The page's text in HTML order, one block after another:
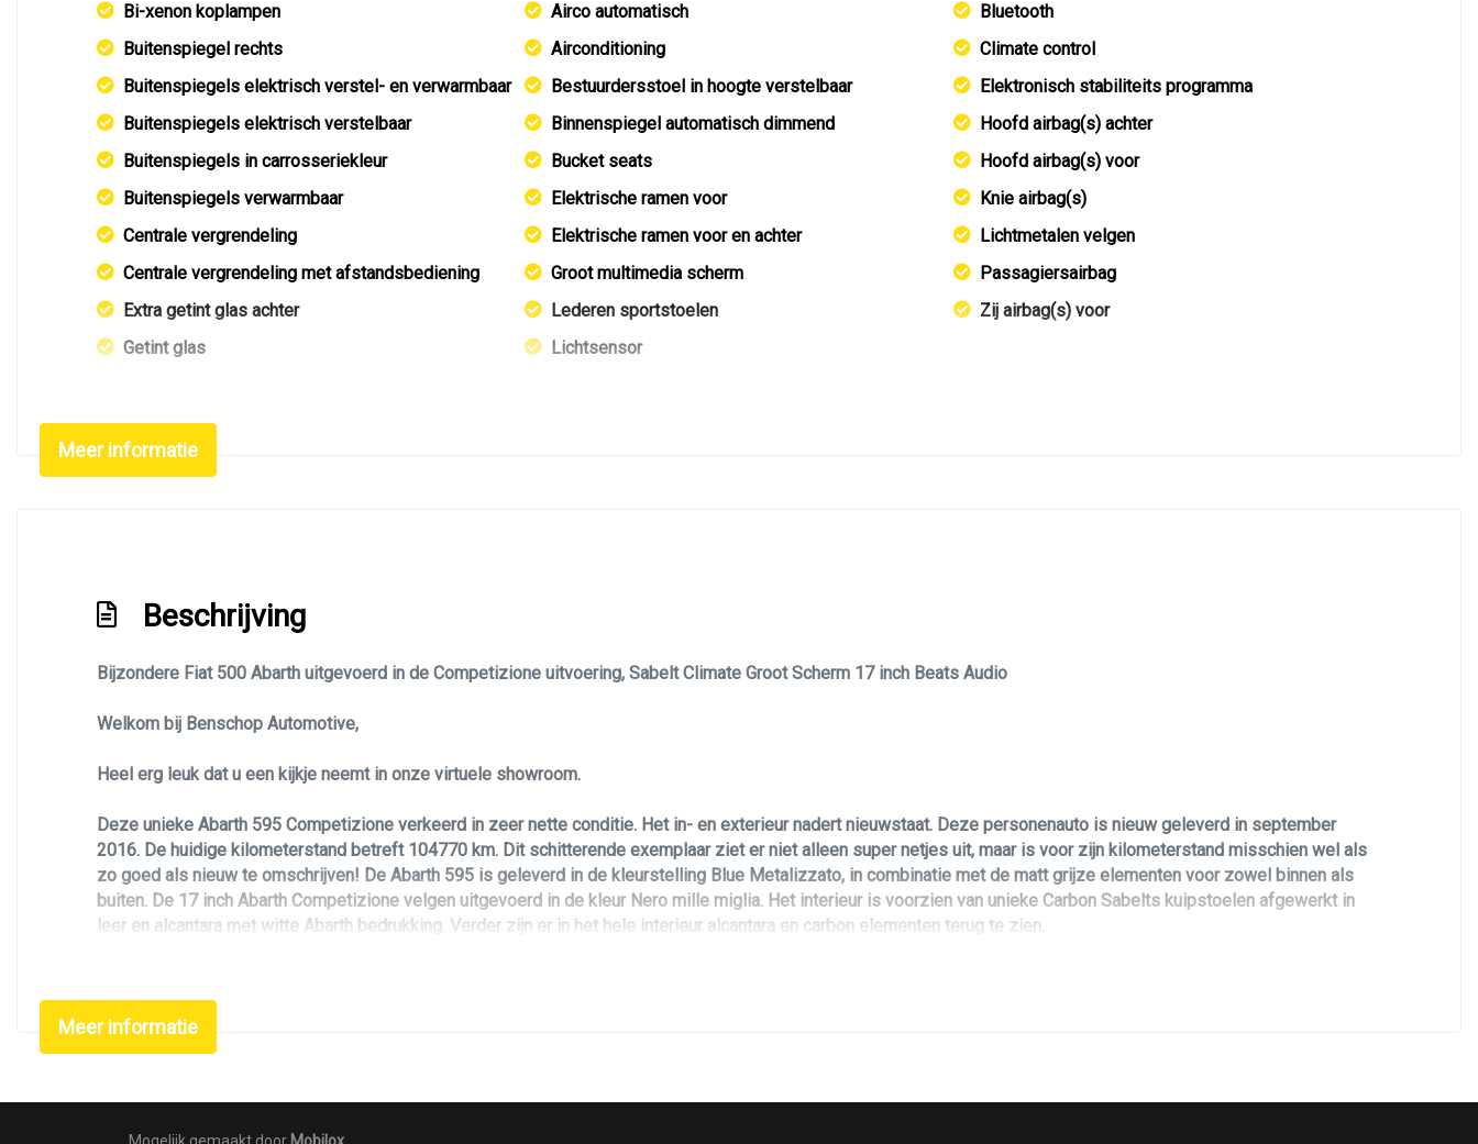
Bi-xenon koplampen
Buitenspiegel rechts
Buitenspiegels elektrisch verstel- en verwarmbaar
Buitenspiegels elektrisch verstelbaar
Buitenspiegels in carrosseriekleur
Buitenspiegels verwarmbaar
Centrale vergrendeling
Centrale vergrendeling met afstandsbediening
Extra getint glas achter
Getint glas
Led verlichting
Lichtmetalen velgen 17"
Side-skirts
Xenon koplampen
Airco automatisch
Airconditioning
Bestuurdersstoel in hoogte verstelbaar
Binnenspiegel automatisch dimmend
Bucket seats
Elektrische ramen voor
Elektrische ramen voor en achter
Groot multimedia scherm
Lederen sportstoelen
Lichtsensor
Bluetooth
Climate control
Elektronisch stabiliteits programma
Hoofd airbag(s) achter
Hoofd airbag(s) voor
Knie airbag(s)
Lichtmetalen velgen
Passagiersairbag
Zij airbag(s) voor
Meer informatie
Beschrijving
Bijzondere Fiat 500 Abarth uitgevoerd in de Competizione uitvoering, Sabelt Climate Groot Scherm 17 inch Beats Audio
Welkom bij Benschop Automotive,
Heel erg leuk dat u een kijkje neemt in onze virtuele showroom.
Deze unieke Abarth 595 Competizione verkeerd in zeer nette conditie. Het in- en exterieur nadert nieuwstaat. Deze personenauto is nieuw geleverd in september
2016. De huidige kilometerstand betreft 104770 km. Dit schitterende exemplaar ziet er niet alleen super netjes uit, maar is voor zijn kilometerstand misschien wel als
zo goed als nieuw te omschrijven! De Abarth 595 is geleverd in de kleurstelling Blue Metalizzato, in combinatie met de matt grijze elementen voor zowel binnen als
buiten. De 17 inch Abarth Competizione velgen uitgevoerd in de kleur Nero mille miglia. Het interieur is voorzien van unieke Carbon Sabelts kuipstoelen afgewerkt in
leer en alcantara met witte Abarth bedrukking. Verder zijn er in het hele interieur alcantara en carbon elementen terug te zien.
gebracht, uitgevoerd bij deze grote onderhoudsbeurt is als volgt: De Abarth 500 is voorzien van Nieuwe Distributie riem, olie wissel met olie filter inclusief racing
perfomance olie 10w50, alle vloeistoffen op peil en voorzien van een fris interieur filter. De auto verkeerd zowel technisch als optisch in uitmuntende staat, voorzien
van alle documentatie, beide sleutels zijn aanwezig.
Mocht u na aanleiding van de advertentie nog vragen hebben, kunt u ten alle tijden geheel vrijblijvend contact opnemen.
Meer informatie